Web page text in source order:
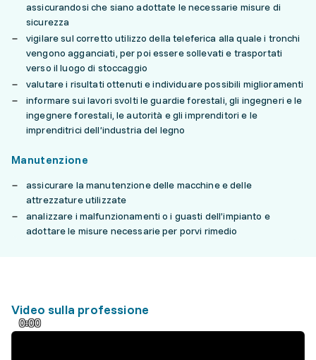
assicurandosi che siano adottate le necessarie misure di
sicurezza
vigilare sul corretto utilizzo della teleferica alla quale i tronchi
vengono agganciati, per poi essere sollevati e trasportati
verso il luogo di stoccaggio
valutare i risultati ottenuti e individuare possibili miglioramenti
informare sui lavori svolti le guardie forestali, gli ingegneri e le
ingegnere forestali, le autorità e gli imprenditori e le
imprenditrici dell’industria del legno
Manutenzione
assicurare la manutenzione delle macchine e delle
attrezzature utilizzate
analizzare i malfunzionamenti o i guasti dell’impianto e
adottare le misure necessarie per porvi rimedio
Video sulla professione
0:00